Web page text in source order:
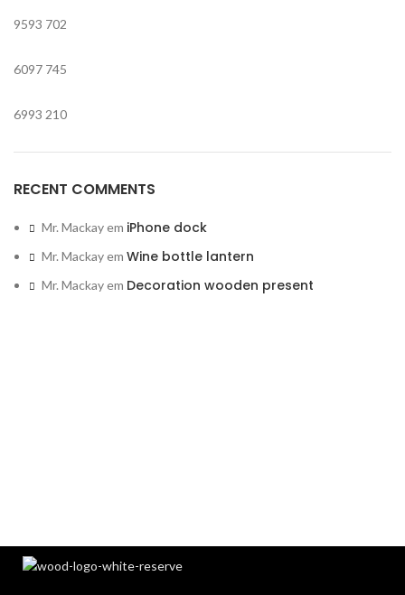
9593 702
6097 745
6993 210
RECENT COMMENTS
Mr. Mackayem iPhone dock
Mr. Mackayem Wine bottle lantern
Mr. Mackayem Decoration wooden present